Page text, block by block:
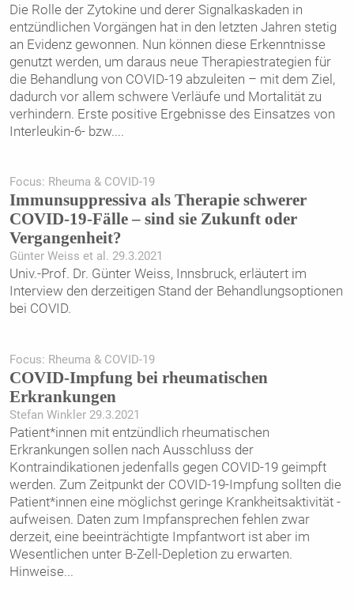
Die Rolle der Zytokine und derer Signalkaskaden in
entzündlichen Vorgängen hat in den letzten Jahren stetig
an Evidenz gewonnen. Nun können diese Erkenntnisse
genutzt werden, um daraus neue Therapiestrategien für
die Behandlung von ­COVID-19 abzuleiten – mit dem Ziel,
dadurch vor allem schwere Verläufe und Mortalität zu
verhindern. Erste positive Ergebnisse des Einsatzes von
Interleukin-6- bzw....
Focus: Rheuma & COVID-19
Immunsuppressiva als Therapie schwerer
COVID-19-Fälle – sind sie Zukunft oder
Vergangenheit?
Günter Weiss et al. 29.3.2021
Univ.-Prof. Dr. Günter Weiss, Innsbruck, erläutert im
Interview den derzeitigen Stand der Behandlungs­optionen
bei COVID.
Focus: Rheuma & COVID-19
COVID-Impfung bei rheumatischen
Erkrankungen
Stefan Winkler 29.3.2021
Patient*innen mit entzündlich rheumatischen
Erkrankungen sollen nach Ausschluss der
Kontraindikationen ­jedenfalls gegen COVID-19 geimpft
werden. Zum Zeitpunkt der COVID-19-Impfung sollten die
Patient*innen eine möglichst geringe Krankheitsaktivität ­
aufweisen. Daten zum Impfansprechen fehlen zwar
derzeit, eine beeinträchtigte Impfantwort ist aber im
Wesentlichen unter ­B-Zell-Depletion zu erwarten.
Hinweise...